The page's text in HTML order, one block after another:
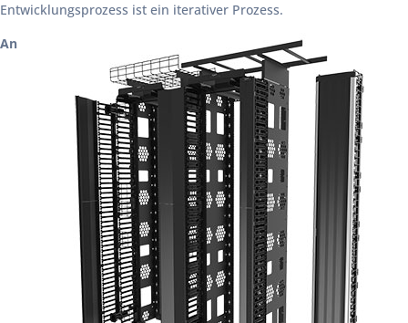
Entwicklungsprozess ist ein iterativer Prozess.
An